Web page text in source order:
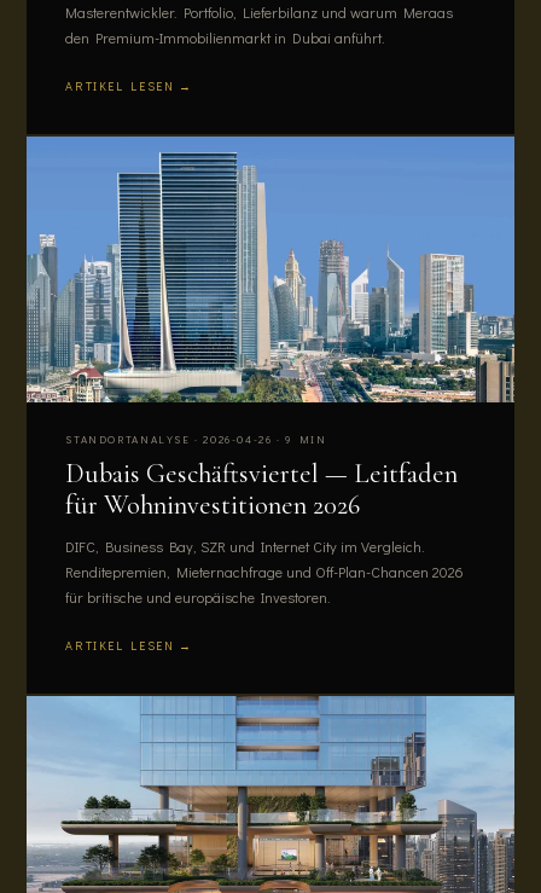
Masterentwickler. Portfolio, Lieferbilanz und warum Meraas
den Premium-Immobilienmarkt in Dubai anführt.
ARTIKEL LESEN →
STANDORTANALYSE · 2026-04-26 · 9 MIN
Dubais Geschäftsviertel — Leitfaden
für Wohninvestitionen 2026
DIFC, Business Bay, SZR und Internet City im Vergleich.
Renditepremien, Mieternachfrage und Off-Plan-Chancen 2026
für britische und europäische Investoren.
ARTIKEL LESEN →